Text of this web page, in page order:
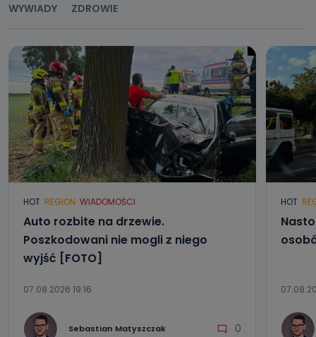
WYWIADY
ZDROWIE
HOT REGION WIADOMOŚCI
Auto rozbite na drzewie.
Poszkodowani nie mogli z niego
wyjść [FOTO]
07.08.2026 19:16
Sebastian Matyszczak 0
HOT